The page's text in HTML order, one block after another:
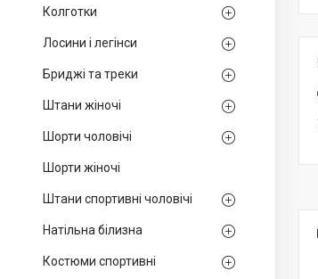
Колготки
Лосини і легінси
Бриджі та треки
Штани жіночі
Шорти чоловічі
Шорти жіночі
Штани спортивні чоловічі
Натільна білизна
Костюми спортивні